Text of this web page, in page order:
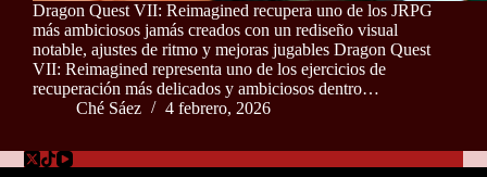
Dragon Quest VII: Reimagined recupera uno de los JRPG
más ambiciosos jamás creados con un rediseño visual
notable, ajustes de ritmo y mejoras jugables Dragon Quest
VII: Reimagined representa uno de los ejercicios de
recuperación más delicados y ambiciosos dentro…
Ché Sáez
4 febrero, 2026